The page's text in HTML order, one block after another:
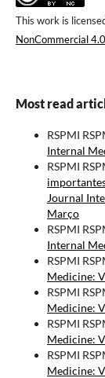
This work is
NonCommercial
Most read
RSPMI
Internal
RSPMI
Journal
Março
RSPMI
Internal
RSPMI
Medicine:
RSPMI
Medicine:
RSPMI
Medicine:
RSPMI
Medicine: